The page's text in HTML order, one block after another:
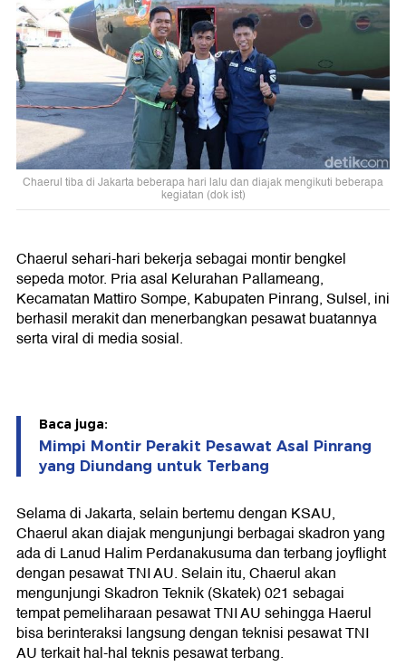
Chaerul tiba di Jakarta beberapa hari lalu dan diajak mengikuti beberapa
kegiatan (dok ist)
Chaerul sehari-hari bekerja sebagai montir bengkel
sepeda motor. Pria asal Kelurahan Pallameang,
Kecamatan Mattiro Sompe, Kabupaten Pinrang, Sulsel, ini
berhasil merakit dan menerbangkan pesawat buatannya
serta viral di media sosial.
Baca juga:
Mimpi Montir Perakit Pesawat Asal Pinrang
yang Diundang untuk Terbang
Selama di Jakarta, selain bertemu dengan KSAU,
Chaerul akan diajak mengunjungi berbagai skadron yang
ada di Lanud Halim Perdanakusuma dan terbang joyflight
dengan pesawat TNI AU. Selain itu, Chaerul akan
mengunjungi Skadron Teknik (Skatek) 021 sebagai
tempat pemeliharaan pesawat TNI AU sehingga Haerul
bisa berinteraksi langsung dengan teknisi pesawat TNI
AU terkait hal-hal teknis pesawat terbang.